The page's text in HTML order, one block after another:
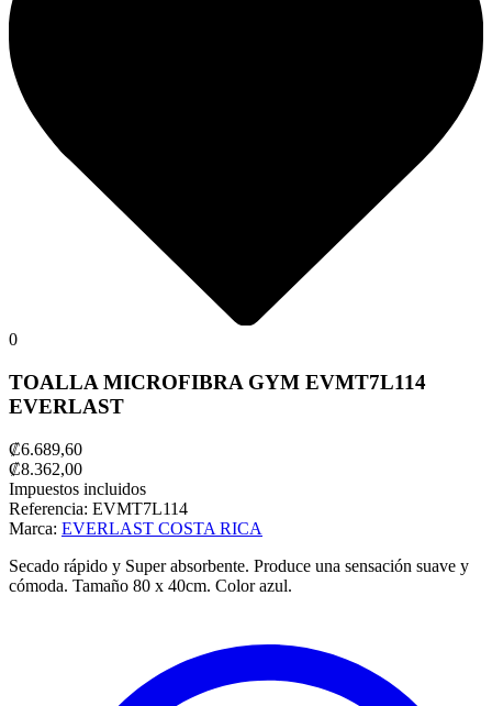
0
TOALLA MICROFIBRA GYM EVMT7L114
EVERLAST
₡6.689,60
₡8.362,00
Impuestos incluidos
Referencia: EVMT7L114
Marca: EVERLAST COSTA RICA
Secado rápido y Super absorbente. Produce una sensación suave y
cómoda. Tamaño 80 x 40cm. Color azul.